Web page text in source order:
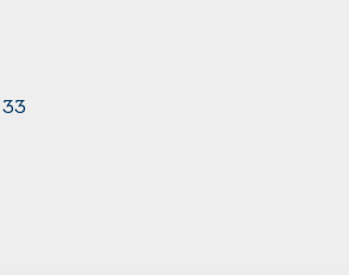
33